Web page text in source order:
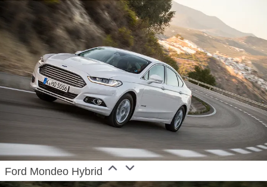
same year Ford Motor Company was founded.
European production started in 1911.
Ford Mondeo Hybrid